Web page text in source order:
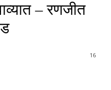
– रणजीत
16